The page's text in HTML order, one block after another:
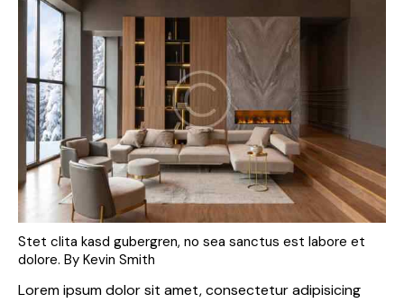
Stet clita kasd gubergren, no sea sanctus est labore et
dolore. By Kevin Smith
Lorem ipsum dolor sit amet, consectetur adipisicing